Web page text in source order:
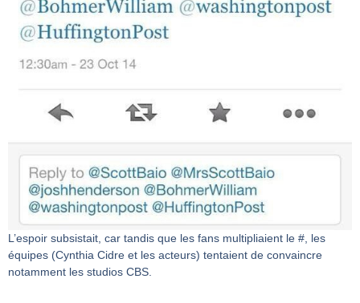
L’espoir subsistait, car tandis que les fans multipliaient le #, les
équipes (Cynthia Cidre et les acteurs) tentaient de convaincre
notamment les studios CBS.